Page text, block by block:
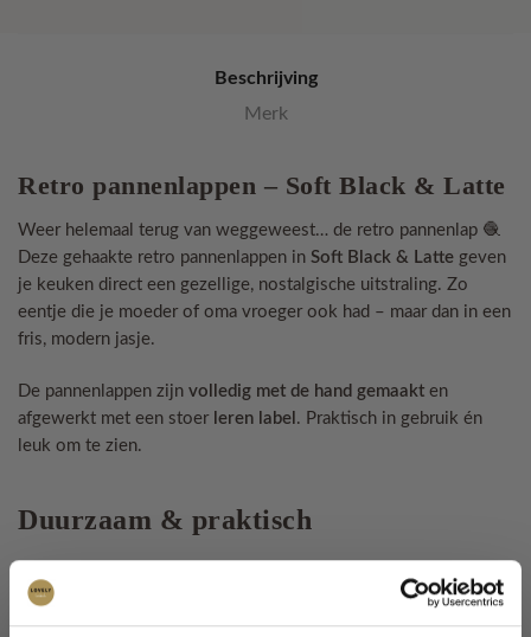
Beschrijving
Merk
Retro pannenlappen – Soft Black & Latte
Weer helemaal terug van weggeweest… de retro pannenlap 🧶
Deze gehaakte retro pannenlappen in Soft Black & Latte geven
je keuken direct een gezellige, nostalgische uitstraling. Zo
eentje die je moeder of oma vroeger ook had – maar dan in een
fris, modern jasje.
De pannenlappen zijn volledig met de hand gemaakt en
afgewerkt met een stoer leren label . Praktisch in gebruik én
leuk om te zien.
Duurzaam & praktisch
Gemaakt van